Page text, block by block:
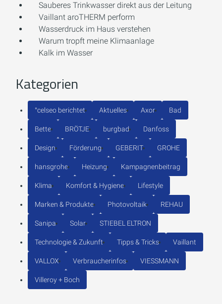
Sauberes Trinkwasser direkt aus der Leitung
Vaillant aroTHERM perform
Wasserdruck im Haus verstehen
Warum tropft meine Klimaanlage
Kalk im Wasser
Kategorien
°celseo berichtet Aktuelles Axor Bad
Bette BRÖTJE burgbad Danfoss
Design Förderung GEBERIT GROHE
hansgrohe Heizung Kampagnenbeitrag
Klima Komfort & Hygiene Lifestyle
Marken & Produkte Photovoltaik REHAU
Sanipa Solar STIEBEL ELTRON
Technologie & Zukunft Tipps & Tricks Vaillant
VALLOX Verbraucherinfos VIESSMANN
Villeroy + Boch